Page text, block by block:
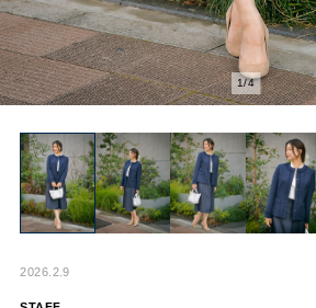
1/4
2026.2.9